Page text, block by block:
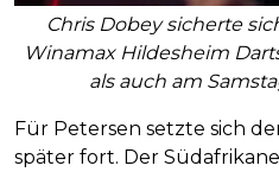
Chris Dobey sicherte
Winamax Hildesheim
als auch am
Für Petersen setzte sich
später fort. Der